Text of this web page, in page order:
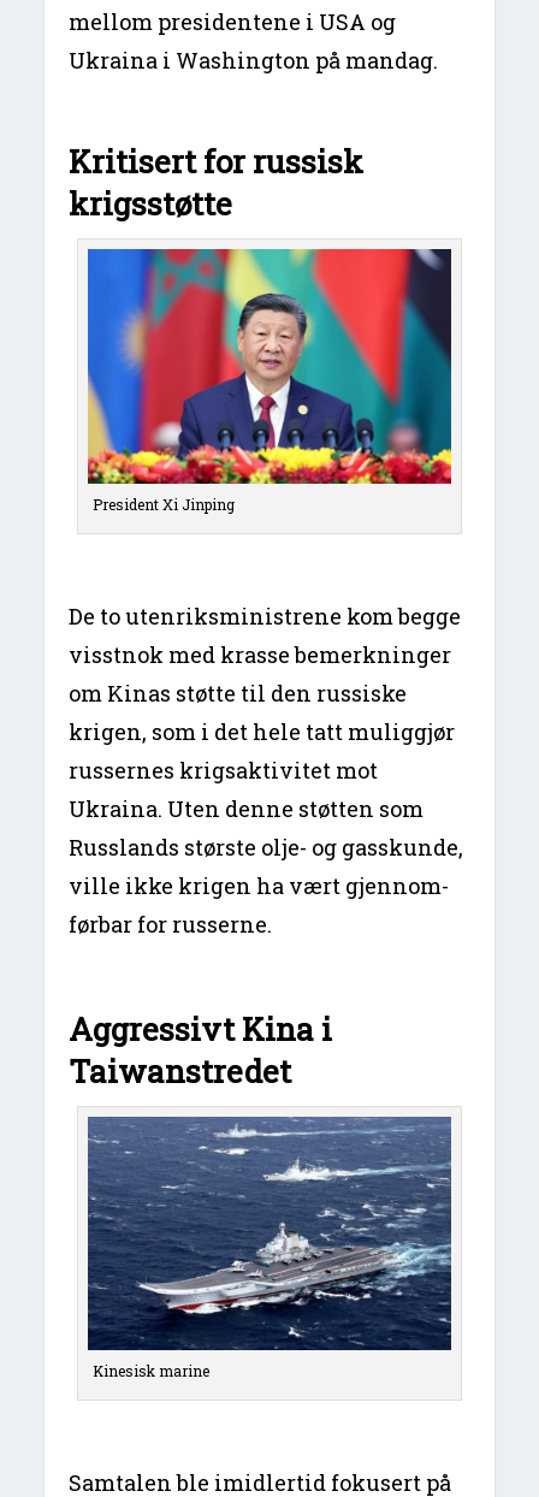
mellom presidentene i USA og
Ukraina i Washington på mandag.
Kritisert for russisk
krigsstøtte
President Xi Jinping
De to utenriksministrene kom begge
visstnok med krasse bemerkninger
om Kinas støtte til den russiske
krigen, som i det hele tatt muliggjør
russernes krigsaktivitet mot
Ukraina. Uten denne støtten som
Russlands største olje- og gasskunde,
ville ikke krigen ha vært gjennom-
førbar for russerne.
Aggressivt Kina i
Taiwanstredet
Kinesisk marine
Samtalen ble imidlertid fokusert på